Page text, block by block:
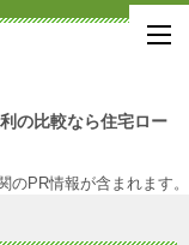
の比較なら住宅ロー
のPR情報が含まれます。